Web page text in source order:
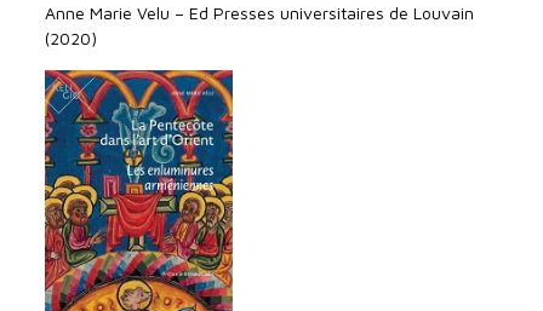
Anne Marie Velu – Ed Presses universitaires de Louvain
(2020)